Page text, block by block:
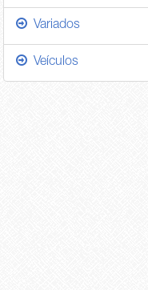
Variados
Veículos